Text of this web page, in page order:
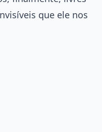
que ele nos